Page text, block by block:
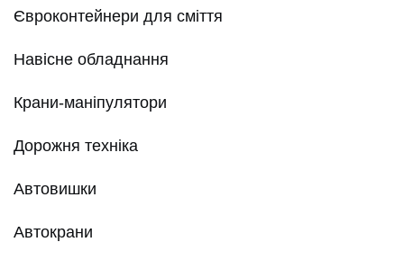
Євроконтейнери для сміття
Навісне обладнання
Крани-маніпулятори
Дорожня техніка
Автовишки
Автокрани